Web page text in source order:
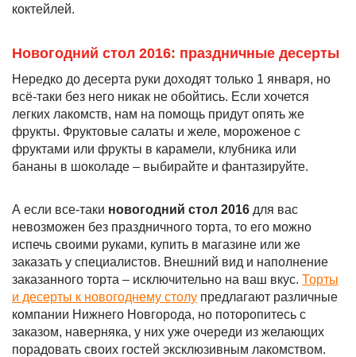
коктейлей.
Новогодний стол 2016: праздничные десерты
Нередко до десерта руки доходят только 1 января, но
всё-таки без него никак не обойтись. Если хочется
легких лакомств, нам на помощь придут опять же
фрукты. Фруктовые салаты и желе, мороженое с
фруктами или фрукты в карамели, клубника или
бананы в шоколаде – выбирайте и фантазируйте.
А если все-таки новогодний стол 2016 для вас
невозможен без праздничного торта, то его можно
испечь своими руками, купить в магазине или же
заказать у специалистов. Внешний вид и наполнение
заказанного торта – исключительно на ваш вкус. Торты
и десерты к новогоднему столу предлагают различные
компании Нижнего Новгорода, но поторопитесь с
заказом, наверняка, у них уже очереди из желающих
порадовать своих гостей эксклюзивным лакомством.